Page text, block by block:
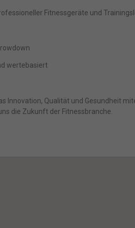
Fitnessgeräte und
wertebasiert
Innovation, Qualität und Gesundheit
die Zukunft der Fitnessbranche.
sind für die einwandfreie
Marketing
um